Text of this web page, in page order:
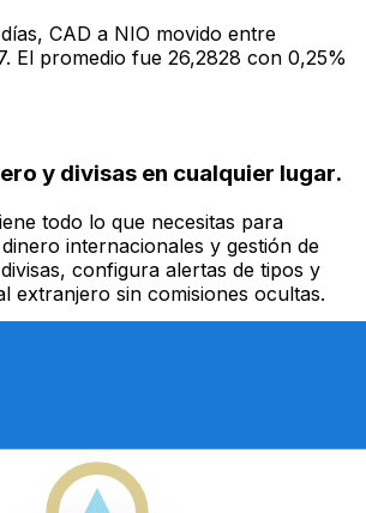
CAD a NIO movido entre
El promedio fue 26,2828 con 0,25%
y divisas en cualquier lugar.
todo lo que necesitas para
internacionales y gestión de
configura alertas de tipos y
extranjero sin comisiones ocultas.